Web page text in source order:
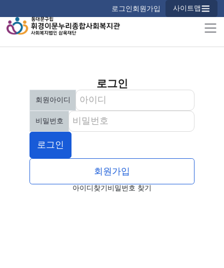
로그인회원가입 사이트맵
로그인
회원로그인
회원아이디
필수
비밀번호
필수
로그인
회원가입
아이디찾기비밀번호 찾기